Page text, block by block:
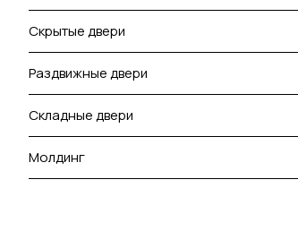
Скрытые двери
Раздвижные двери
Складные двери
Молдинг